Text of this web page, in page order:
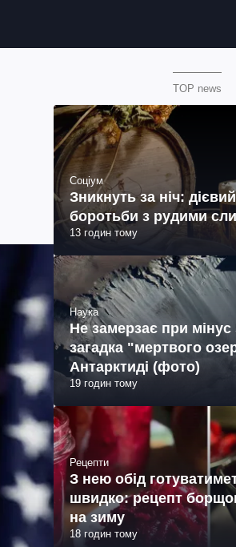
TOP news
Соціум
Зникнуть за ніч:
боротьби з рудими
13 годин тому
Наука
Не замерзає при
загадка "мертвого
Антарктиді (фото)
19 годин тому
Рецепти
З нею обід
швидко: рецепт
на зиму
18 годин тому